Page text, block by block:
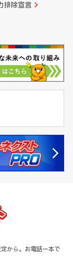
排除宣言
から。お電話一本で